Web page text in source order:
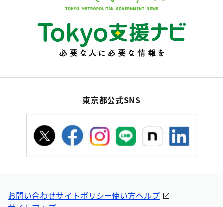
東京都公式SNS
お問い合わせサイトポリシー使い方ヘルプ